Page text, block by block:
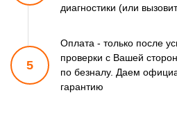
диагностики (или
5
Оплата - только после
проверки с Вашей
по безналу. Даем
гарантию